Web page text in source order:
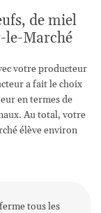
de miel
le-Marché
votre producteur
a fait le choix
en termes de
Au total, votre
élève environ
tous les